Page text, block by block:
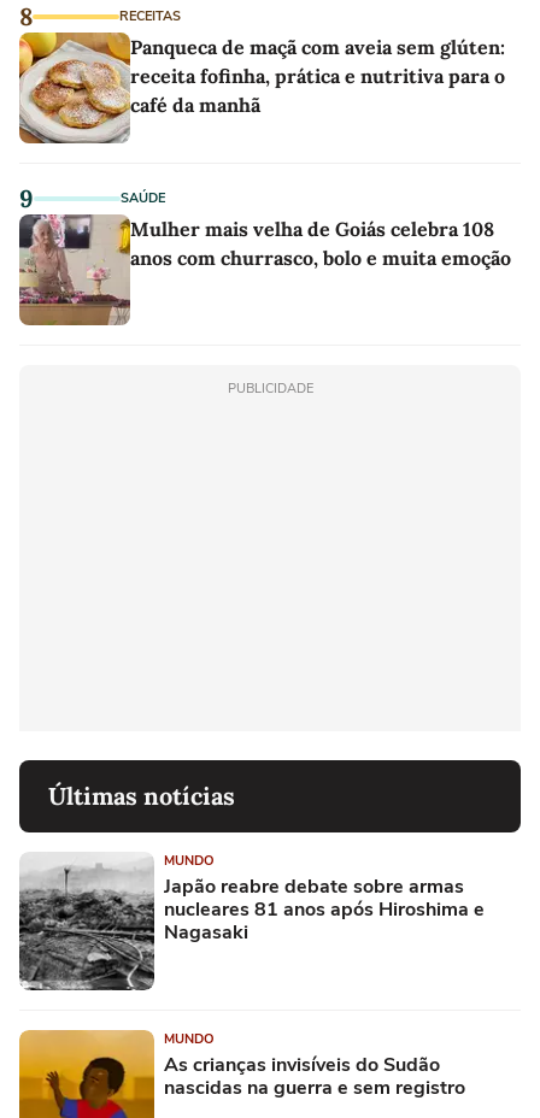
8 RECEITAS
Panqueca de maçã com aveia sem glúten:
receita fofinha, prática e nutritiva para o
café da manhã
9 SAÚDE
Mulher mais velha de Goiás celebra 108
anos com churrasco, bolo e muita emoção
PUBLICIDADE
Últimas notícias
MUNDO
Japão reabre debate sobre armas
nucleares 81 anos após Hiroshima e
Nagasaki
MUNDO
As crianças invisíveis do Sudão
nascidas na guerra e sem registro